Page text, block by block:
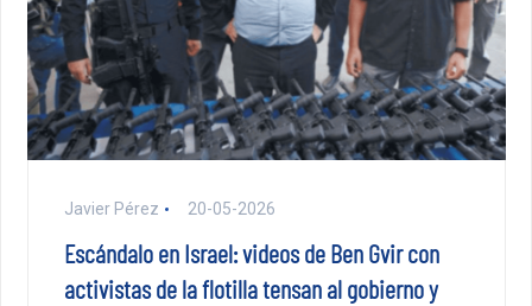
Javier Pérez 20-05-2026
Escándalo en Israel: videos de Ben Gvir con
activistas de la flotilla tensan al gobierno y